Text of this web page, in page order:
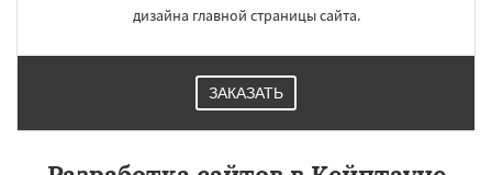
дизайна главной страницы сайта.
ЗАКАЗАТЬ